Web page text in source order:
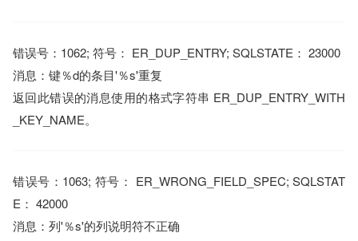
错误号：1062; 符号： ER_DUP_ENTRY; SQLSTATE： 23000
消息：键％d的条目'％s'重复
返回此错误的消息使用的格式字符串 ER_DUP_ENTRY_WITH
_KEY_NAME。
错误号：1063; 符号： ER_WRONG_FIELD_SPEC; SQLSTAT
E： 42000
消息：列'％s'的列说明符不正确